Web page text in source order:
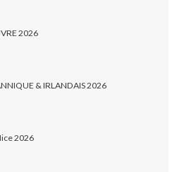
2026
& IRLANDAIS 2026
2026